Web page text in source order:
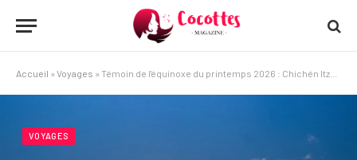
Accueil » Voyages » Témoin de l'équinoxe du printemps 2026 : Chichén Itzá, Teotihuacán et au-delà
VOYAGES